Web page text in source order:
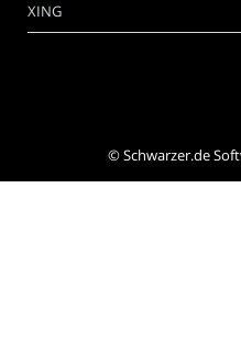
XING
©Schwarzer.de